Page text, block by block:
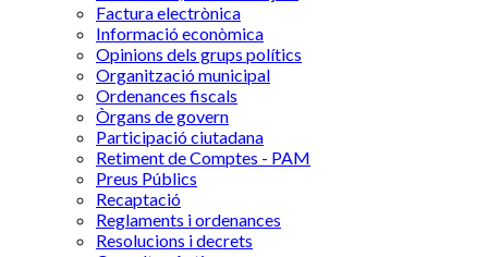
Factura electrònica
Informació econòmica
Opinions dels grups polítics
Organització municipal
Ordenances fiscals
Òrgans de govern
Participació ciutadana
Retiment de Comptes - PAM
Preus Públics
Recaptació
Reglaments i ordenances
Resolucions i decrets